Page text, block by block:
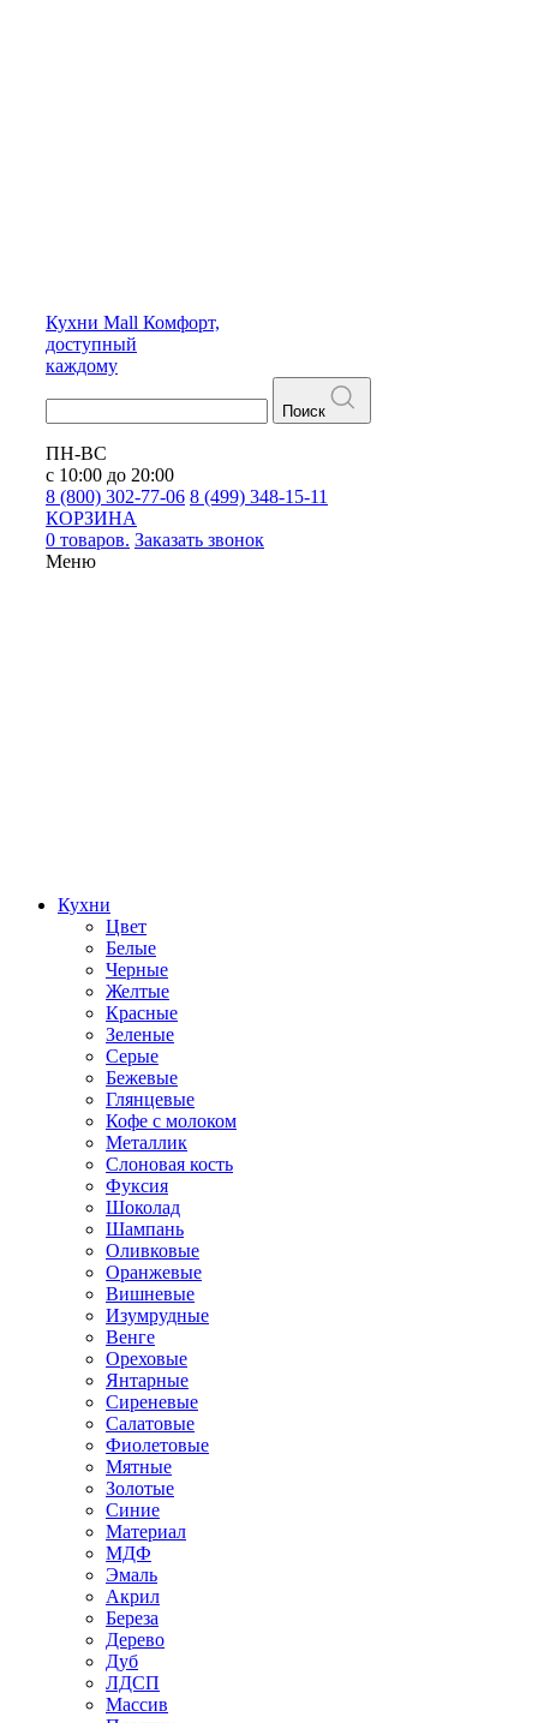
Кухни Mall Комфорт,
доступный
каждому
Поиск
ПН-ВС
с 10:00 до 20:00
8 (800) 302-77-06 8 (499) 348-15-11
КОРЗИНА
0 товаров. Заказать звонок
Меню
Кухни
Цвет
Белые
Черные
Желтые
Красные
Зеленые
Серые
Бежевые
Глянцевые
Кофе с молоком
Металлик
Слоновая кость
Фуксия
Шоколад
Шампань
Оливковые
Оранжевые
Вишневые
Изумрудные
Венге
Ореховые
Янтарные
Сиреневые
Салатовые
Фиолетовые
Мятные
Золотые
Синие
Материал
МДФ
Эмаль
Акрил
Береза
Дерево
Дуб
ЛДСП
Массив